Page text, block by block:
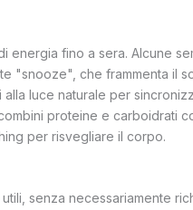
energia fino a sera. Alcune
"snooze", che frammenta il
luce naturale per
proteine e carboidrati
per risvegliare il corpo.
senza necessariamente